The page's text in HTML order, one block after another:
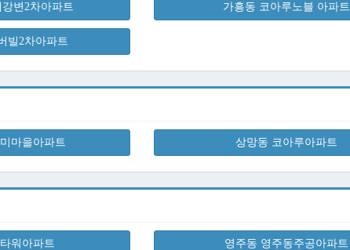
변2차아파트 가흥동 코아루노블 아파트
빌2차아파트
마을아파트 상망동 코아루아파트
워아파트 영주동 영주동주공아파트